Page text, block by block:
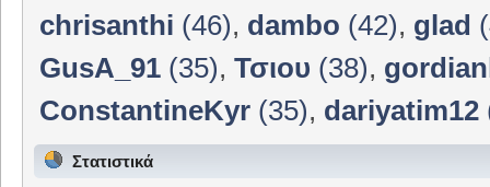
chrisanthi (46), dambo (42), glad
GusA_91 (35),Τσιου (38),
ConstantineKyr (35), dariyatim12
Στατιστικά